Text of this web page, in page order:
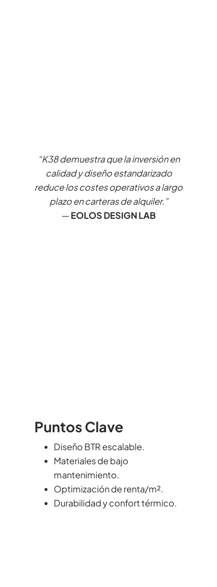
“K38 demuestra que la inversión en
calidad y diseño estandarizado
reduce los costes operativos a largo
plazo en carteras de alquiler.”
— EOLOS DESIGN LAB
Puntos Clave
Diseño BTR escalable.
Materiales de bajo
mantenimiento.
Optimización de renta/m².
Durabilidad y confort térmico.